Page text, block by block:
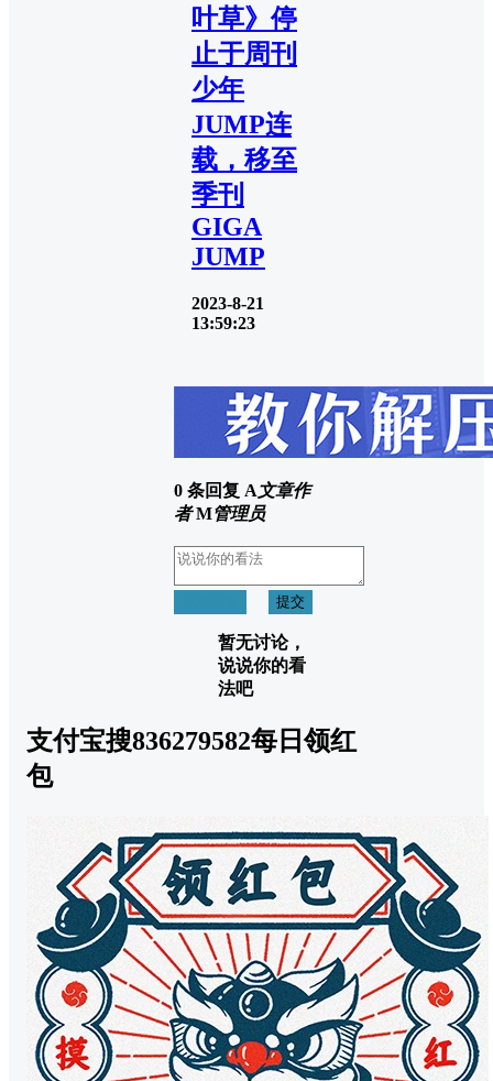
叶草》停
止于周刊
少年
JUMP连
载，移至
季刊
GIGA
JUMP
2023-8-21
13:59:23
0 条回复 A文章作
者 M管理员
提交
暂无讨论，
说说你的看
法吧
支付宝搜836279582每日领红
包